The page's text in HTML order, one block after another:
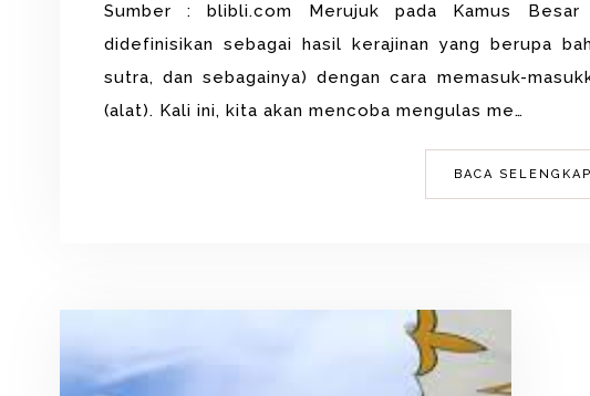
Sumber : blibli.com Merujuk pada Kamus
didefinisikan sebagai hasil kerajinan yang berupa
sutra, dan sebagainya) dengan cara memasuk-
(alat). Kali ini, kita akan mencoba mengulas me…
BACA